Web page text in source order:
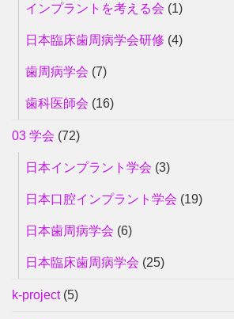
インプラントを考える会 (1)
日本臨床歯周病学会研修 (4)
歯周病学会 (7)
歯科医師会 (16)
03 学会 (72)
日本インプラント学会 (3)
日本口腔インプラント学会 (19)
日本歯周病学会 (6)
日本臨床歯周病学会 (25)
k-project(5)